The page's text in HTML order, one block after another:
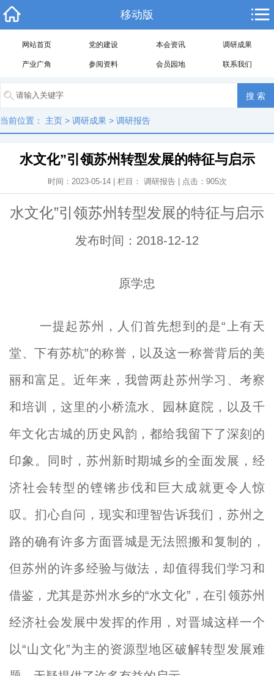
移动版
网站首页 党的建设 本会资讯 调研成果
产业广角 参阅资料 会员园地 联系我们
当前位置： 主页 > 调研成果 > 调研报告
水文化”引领苏州转型发展的特征与启示
时间：2023-05-14 | 栏目： 调研报告| 点击： 905次
水文化”引领苏州转型发展的特征与启示
发布时间：2018-12-12
原学忠
一提起苏州，人们首先想到的是“上有天
堂、下有苏杭”的称誉，以及这一称誉背后的美
丽和富足。近年来，我曾两赴苏州学习、考察
和培训，这里的小桥流水、园林庭院，以及千
年文化古城的历史风韵，都给我留下了深刻的
印象。同时，苏州新时期城乡的全面发展，经
济社会转型的铿锵步伐和巨大成就更令人惊
叹。扪心自问，现实和理智告诉我们，苏州之
路的确有许多方面晋城是无法照搬和复制的，
但苏州的许多经验与做法，却值得我们学习和
借鉴，尤其是苏州水乡的“水文化”，在引领苏州
经济社会发展中发挥的作用，对晋城这样一个
以“山文化”为主的资源型地区破解转型发展难